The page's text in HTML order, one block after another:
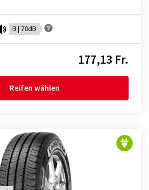
B | 70dB
177,13 Fr.
Reifen wählen